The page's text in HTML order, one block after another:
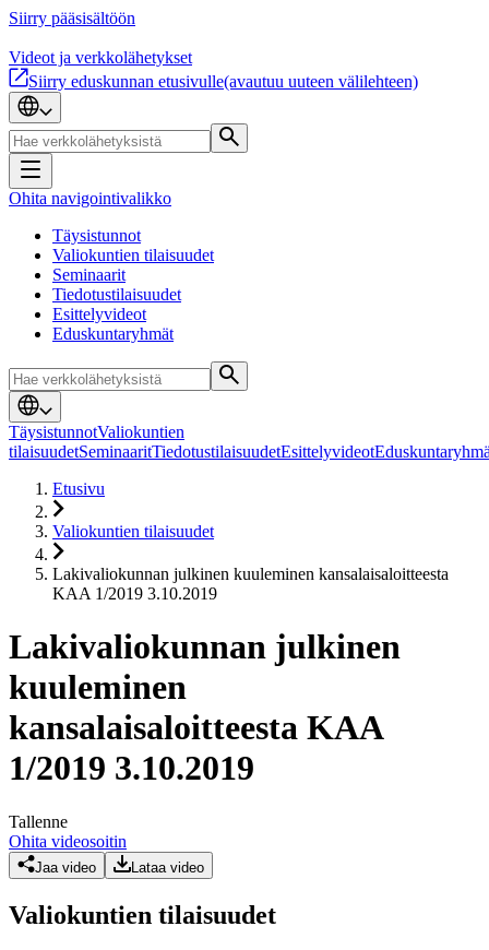
Siirry pääsisältöön
Videot ja verkkolähetykset
Siirry eduskunnan etusivulle(avautuu uuteen välilehteen)
Ohita navigointivalikko
Täysistunnot
Valiokuntien tilaisuudet
Seminaarit
Tiedotustilaisuudet
Esittelyvideot
Eduskuntaryhmät
TäysistunnotValiokuntien
tilaisuudetSeminaaritTiedotustilaisuudetEsittelyvideot
Etusivu
Valiokuntien tilaisuudet
Lakivaliokunnan julkinen kuuleminen kansalaisaloitteesta
KAA 1/2019 3.10.2019
Lakivaliokunnan julkinen
kuuleminen
kansalaisaloitteesta KAA
1/2019 3.10.2019
Tallenne
Ohita videosoitin
Jaa video Lataa video
Valiokuntien tilaisuudet